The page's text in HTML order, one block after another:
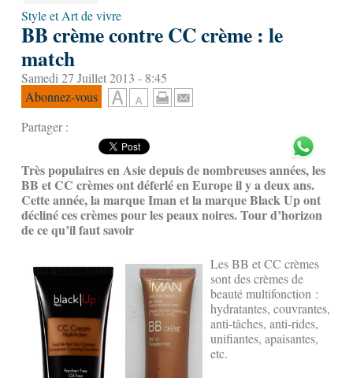
Style et Art de vivre
BB crème contre CC crème : le
match
Samedi 27 Juillet 2013 - 8:45
Abonnez-vous
Partager :
Très populaires en Asie depuis de nombreuses années, les
BB et CC crèmes ont déferlé en Europe il y a deux ans.
Cette année, la marque Iman et la marque Black Up ont
décliné ces crèmes pour les peaux noires. Tour d’horizon
de ce qu’il faut savoir
Les BB et CC crèmes
sont des crèmes de
beauté multifonction :
hydratantes, couvrantes,
anti-tâches, anti-rides,
unifiantes, apaisantes,
etc.